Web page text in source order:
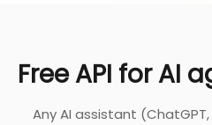
Free API for AI
Any AI assistant